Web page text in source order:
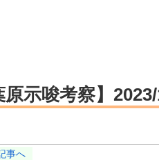
原示唆考察】
事へ